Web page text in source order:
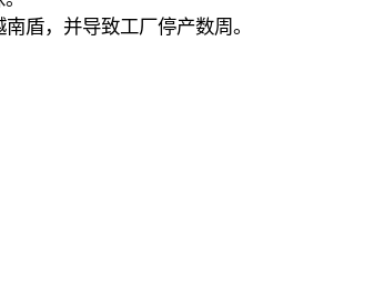
盾，并导致工厂停产数周。